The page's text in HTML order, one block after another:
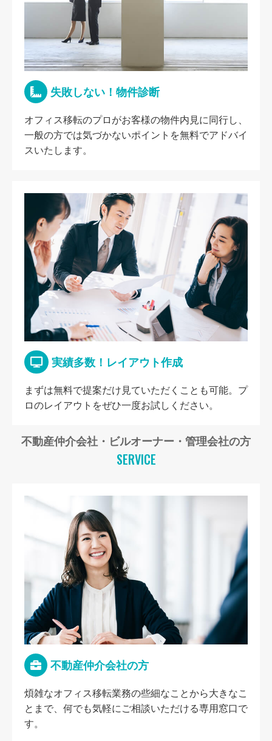
失敗しない！物件診断
オフィス移転のプロがお客様の物件内見に同行し、
一般の方では気づかないポイントを無料でアドバイ
スいたします。
実績多数！レイアウト作成
まずは無料で提案だけ見ていただくことも可能。プ
ロのレイアウトをぜひ一度お試しください。
不動産仲介会社・ビルオーナー・管理会社の方
SERVICE
不動産仲介会社の方
煩雑なオフィス移転業務の些細なことから大きなこ
とまで、何でも気軽にご相談いただける専用窓口で
す。